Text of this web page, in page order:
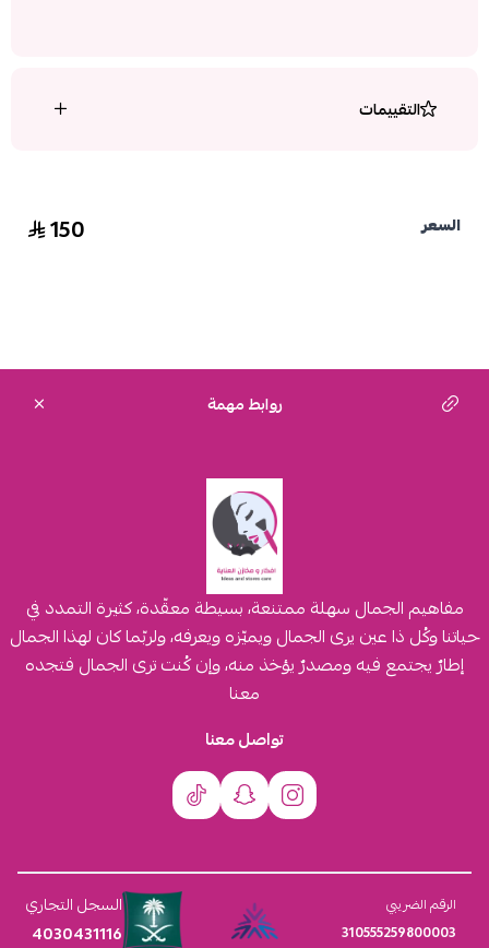
التقييمات
السعر 150
روابط مهمة
مفاهيم الجمال سهلة ممتنعة، بسيطة معقّدة، كثيرة التمدد في
حياتنا وكُل ذا عين يرى الجمال ويميّزه ويعرفه، ولربّما كان لهذا الجمال
إطارٌ يجتمع فيه ومصدرٌ يؤخذ منه، وإن كُنت ترى الجمال فتجده
معنا
تواصل معنا
الرقم الضريبي
310555259800003
السجل التجاري
4030431116